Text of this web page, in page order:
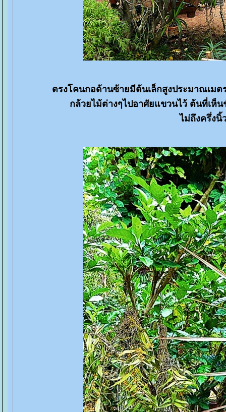
ตรงโคนกอด้านซ้ายมีต้นเล็กสูงประมาณเมต
กล้วยไม้ต่างๆไปอาศัยแขวนไว้ ต้นที่เห็
ไม่ถึงครึ่งนิ้